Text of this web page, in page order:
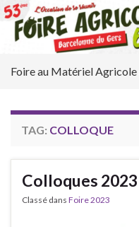
Foire au Matériel
TAG: COLLOQUE
Colloques 2023
Classé dans Foire 2023